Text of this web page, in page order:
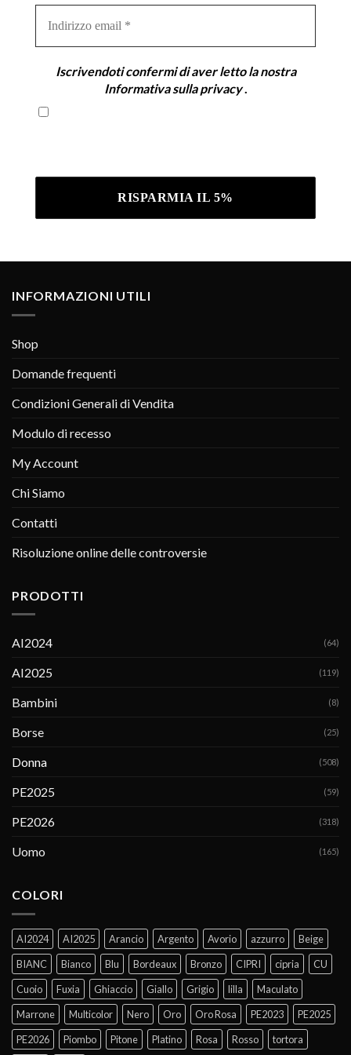
email
Iscrivendoti confermi di aver letto la nostra
Informativa sulla privacy.
INFORMAZIONI UTILI
Shop
Domande frequenti
Condizioni Generali di Vendita
Modulo di recesso
My Account
Chi Siamo
Contatti
Risoluzione online delle controversie
PRODOTTI
AI2024 (64)
AI2025 (119)
Bambini (8)
Borse (25)
Donna (508)
PE2025 (59)
PE2026 (318)
Uomo (165)
COLORI
AI2024 AI2025 Arancio Argento Avorio azzurro
Beige
BIANC
Bianco Blu Bordeaux Bronzo CIPRI cipria
CU
Cuoio
Fuxia Ghiaccio Giallo Grigio lilla
Maculato
Marrone
Multicolor Nero Oro Oro Rosa PE2023
PE2025
PE2026
Piombo Pitone Platino Rosa Rosso tortora